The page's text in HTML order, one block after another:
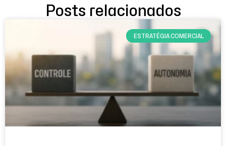
Posts relacionados
ESTRATÉGIA COMERCIAL